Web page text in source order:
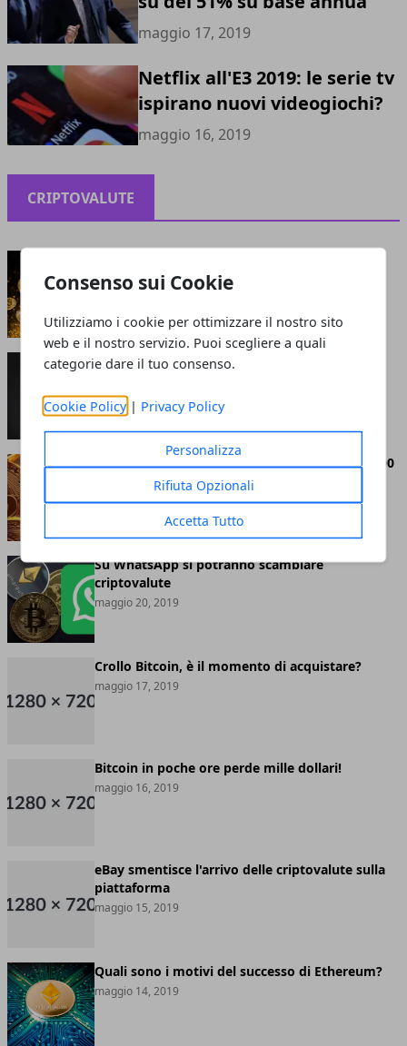
Consenso sui Cookie
Utilizziamo i cookie per ottimizzare il nostro sito
web e il nostro servizio. Puoi scegliere a quali
categorie dare il tuo consenso.
Cookie Policy | Privacy Policy
Personalizza
Rifiuta Opzionali
Accetta Tutto
maggio 17, 2019
Netflix all'E3 2019: le serie tv
ispirano nuovi videogiochi?
maggio 16, 2019
CRIPTOVALUTE
maggio 13, 2021
Perché le criptovalute sono smart: cosa attrae
giugno 05, 2020
Bitcoin abbandona definitivamente quota 8.000
maggio 20, 2019
Su WhatsApp si potranno scambiare
criptovalute
maggio 20, 2019
Crollo Bitcoin, è il momento di acquistare?
maggio 17, 2019
Bitcoin in poche ore perde mille dollari!
maggio 16, 2019
eBay smentisce l'arrivo delle criptovalute sulla
piattaforma
maggio 15, 2019
Quali sono i motivi del successo di Ethereum?
maggio 14, 2019